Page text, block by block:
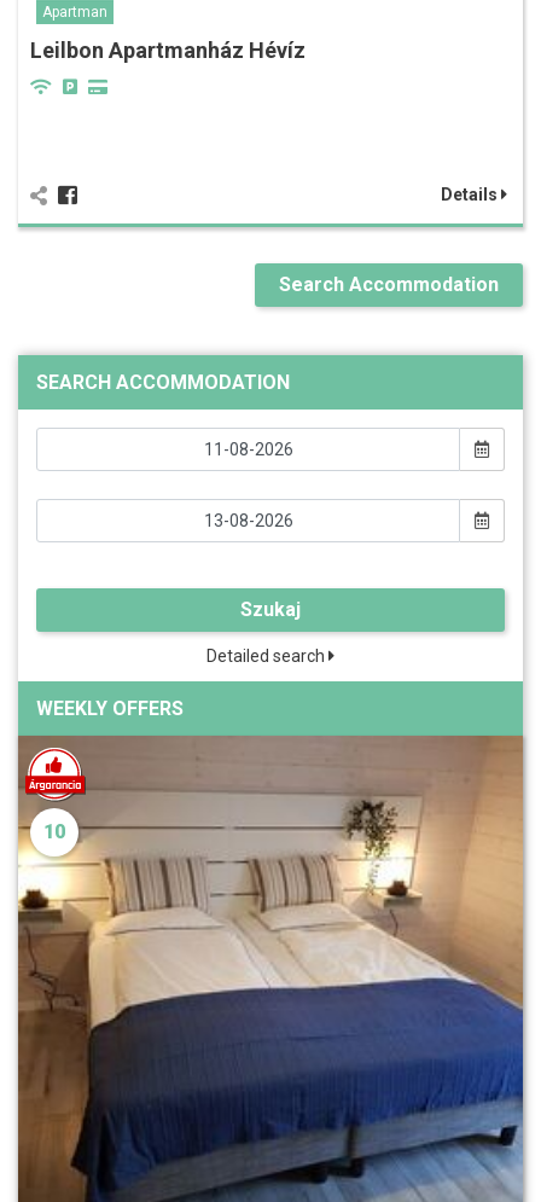
Apartman
Leilbon Apartmanház Hévíz
Details
Search Accommodation
SEARCH ACCOMMODATION
Szukaj
Detailed search
WEEKLY OFFERS
10